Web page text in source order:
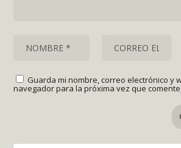
Guarda mi nombre, correo electrónico y
navegador para la próxima vez que comente.